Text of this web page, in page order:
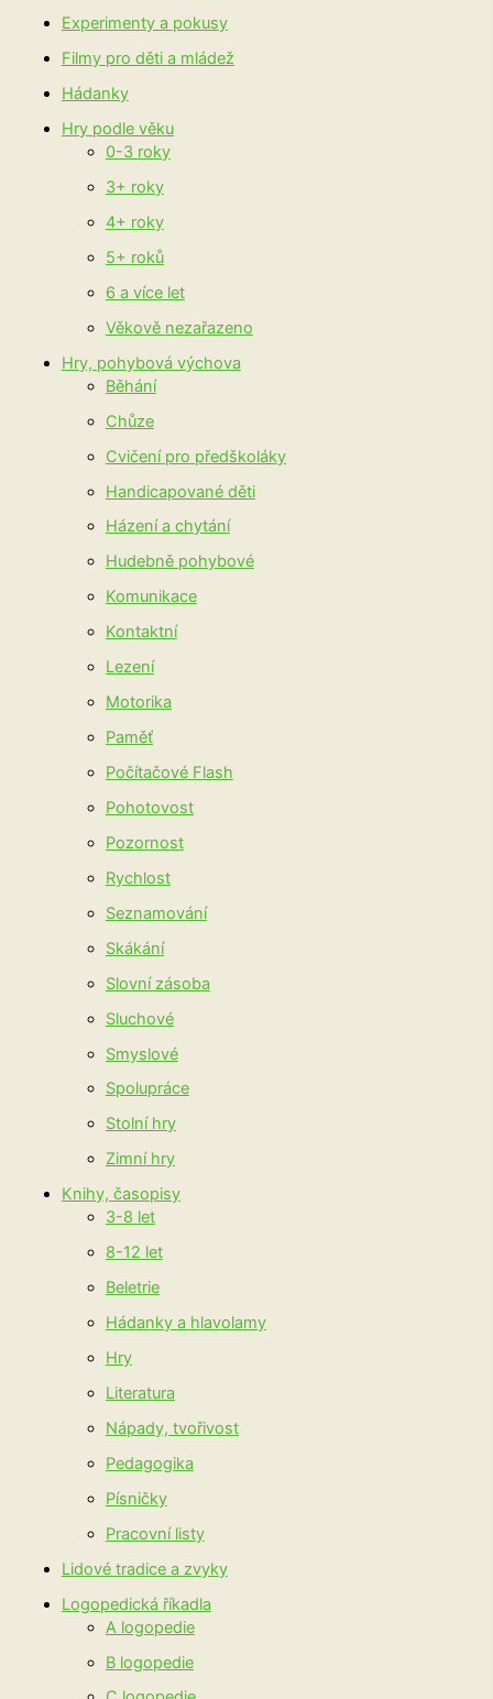
Experimenty a pokusy
Filmy pro děti a mládež
Hádanky
Hry podle věku
0-3 roky
3+ roky
4+ roky
5+ roků
6 a více let
Věkově nezařazeno
Hry, pohybová výchova
Běhání
Chůze
Cvičení pro předškoláky
Handicapované děti
Házení a chytání
Hudebně pohybové
Komunikace
Kontaktní
Lezení
Motorika
Paměť
Počítačové Flash
Pohotovost
Pozornost
Rychlost
Seznamování
Skákání
Slovní zásoba
Sluchové
Smyslové
Spolupráce
Stolní hry
Zimní hry
Knihy, časopisy
3-8 let
8-12 let
Beletrie
Hádanky a hlavolamy
Hry
Literatura
Nápady, tvořivost
Pedagogika
Písničky
Pracovní listy
Lidové tradice a zvyky
Logopedická říkadla
A logopedie
B logopedie